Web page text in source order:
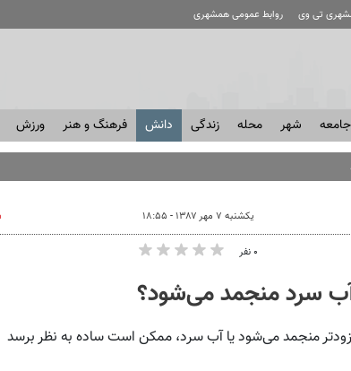
تی وی روابط عمومی همشهری
جامعه شهر محله زندگی دانش فرهنگ و هنر ورزش
یکشنبه ۷ مهر ۱۳۸۷ - ۱۸:۵۵
۰ نفر
آب سرد منجمد می‌شود؟
منجمد می‌شود یا آب سرد، ممکن است ساده به نظر برسد